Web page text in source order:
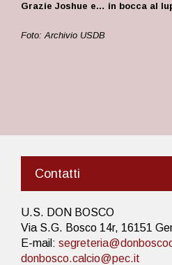
Grazie Joshue e… in bocca al
Foto: Archivio USDB
Contatti
U.S. DON BOSCO
Via S.G. Bosco 14r, 16151
E-mail:
donbosco.calcio@pec.it